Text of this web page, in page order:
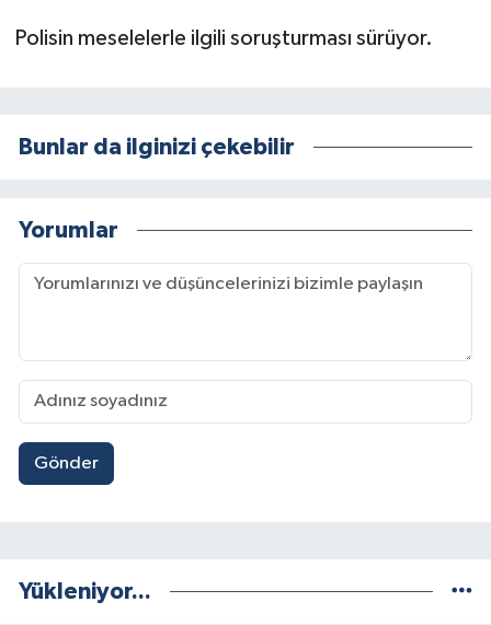
Polisin meselelerle ilgili soruşturması sürüyor.
Bunlar da ilginizi çekebilir
Yorumlar
Gönder
Yükleniyor...